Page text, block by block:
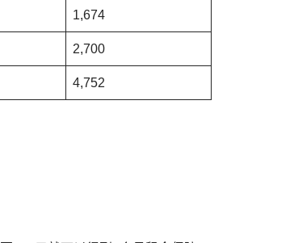
1,674
2,700
4,752